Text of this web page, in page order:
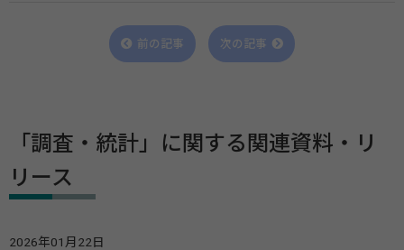
前の記事 次の記事
「調査・統計」に関する関連資料・リ
リース
2026年01月22日